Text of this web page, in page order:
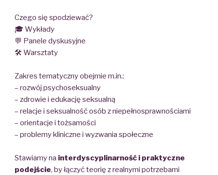
Czego się spodziewać?
🎓 Wykłady
💬 Panele dyskusyjne
🛠️ Warsztaty
Zakres tematyczny obejmie m.in.:
– rozwój psychoseksualny
– zdrowie i edukację seksualną
– relacje i seksualność osób z niepełnosprawnościami
– orientacje i tożsamości
– problemy kliniczne i wyzwania społeczne
Stawiamy na interdyscyplinarność i praktyczne
podejście, by łączyć teorię z realnymi potrzebami